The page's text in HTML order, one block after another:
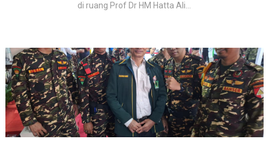
di ruang Prof Dr HM Hatta Ali...